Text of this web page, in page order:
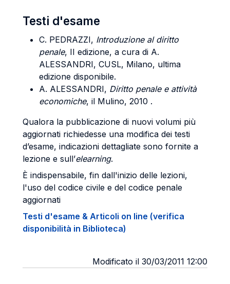
Testi d'esame
C. PEDRAZZI, Introduzione al diritto
penale, II edizione, a cura di A.
ALESSANDRI, CUSL, Milano, ultima
edizione disponibile.
A. ALESSANDRI, Diritto penale e attività
economiche, il Mulino, 2010 .
Qualora la pubblicazione di nuovi volumi più
aggiornati richiedesse una modifica dei testi
d’esame, indicazioni dettagliate sono fornite a
lezione e sull’elearning.
È indispensabile, fin dall'inizio delle lezioni,
l'uso del codice civile e del codice penale
aggiornati
Testi d'esame & Articoli on line (verifica
disponibilità in Biblioteca)
Modificato il 30/03/2011 12:00